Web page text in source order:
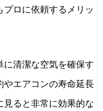
ロに依頼するメリッ
に清潔な空気を確保す
やエアコンの寿命延長
見ると非常に効果的な